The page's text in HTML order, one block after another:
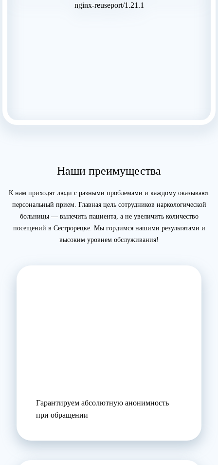
Наши преимущества
К нам приходят люди с разными проблемами и каждому оказывают
персональный прием. Главная цель сотрудников наркологической
больницы — вылечить пациента, а не увеличить количество
посещений в Сестрорецке. Мы гордимся нашими результатами и
высоким уровнем обслуживания!
Гарантируем абсолютную анонимность
при обращении